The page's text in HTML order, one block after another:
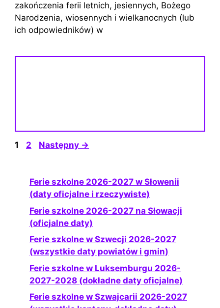
zakończenia ferii letnich, jesiennych, Bożego
Narodzenia, wiosennych i wielkanocnych (lub
ich odpowiedników) w
Strona
1 Strona
2 Następny →
Ferie szkolne 2026-2027 w Słowenii
(daty oficjalne i rzeczywiste)
Ferie szkolne 2026-2027 na Słowacji
(oficjalne daty)
Ferie szkolne w Szwecji 2026-2027
(wszystkie daty powiatów i gmin)
Ferie szkolne w Luksemburgu 2026-
2027-2028 (dokładne daty oficjalne)
Ferie szkolne w Szwajcarii 2026-2027